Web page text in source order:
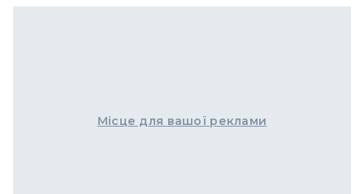
Місце для вашої реклами